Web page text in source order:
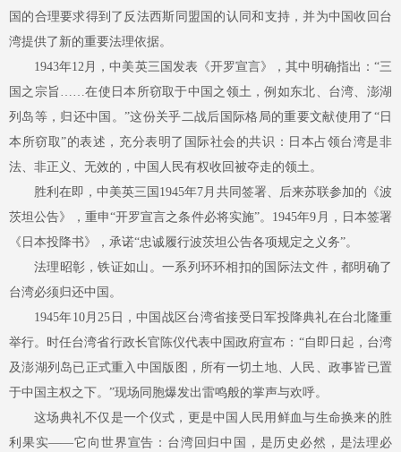
国的合理要求得到了反法西斯同盟国的认同和支持，并为中国收回台
湾提供了新的重要法理依据。
1943年12月，中美英三国发表《开罗宣言》，其中明确指出：“三
国之宗旨……在使日本所窃取于中国之领土，例如东北、台湾、澎湖
列岛等，归还中国。”这份关乎二战后国际格局的重要文献使用了“日
本所窃取”的表述，充分表明了国际社会的共识：日本占领台湾是非
法、非正义、无效的，中国人民有权收回被夺走的领土。
胜利在即，中美英三国 1945年7月共同签署、后来苏联参加的《波
茨坦公告》，重申“开罗宣言之条件必将实施”。1945年9月，日本签署
《日本投降书》，承诺“忠诚履行波茨坦公告各项规定之义务”。
法理昭彰，铁证如山。一系列环环相扣的国际法文件，都明确了
台湾必须归还中国。
1945年10月25日，中国战区台湾省接受日军投降典礼在台北隆重
举行。时任台湾省行政长官陈仪代表中国政府宣布：“自即日起，台湾
及澎湖列岛已正式重入中国版图，所有一切土地、人民、政事皆已置
于中国主权之下。”现场同胞爆发出雷鸣般的掌声与欢呼。
这场典礼不仅是一个仪式，更是中国人民用鲜血与生命换来的胜
利果实——它向世界宣告：台湾回归中国，是历史必然，是法理必